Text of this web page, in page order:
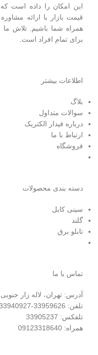
این امکان را داده است
قیمت بازار با ارائه
همراه شما باشیم. تلاش
برای تمام افراد است.
اطلاعات بیشتر
بلاگ
سوالات متداول
درباره فیدار الکتریک
ارتباط با ما
فروشگاه
دسته بندی محصولات
سینی کابل
گلند
تابلو برق
تماس با ما
آدرس: تهران، لاله زار جنوبی ،
تلفن: 33959626-33940927
تلفکس: 33905237
همراه: 09123318640